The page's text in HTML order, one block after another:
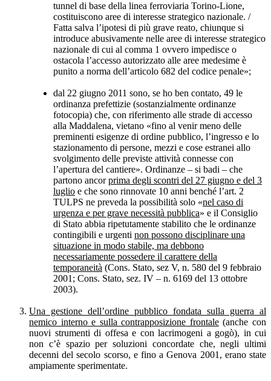
tunnel di base della linea ferroviaria Torino-Lione,
costituiscono aree di interesse strategico nazionale. /
Fatta salva l’ipotesi di più grave reato, chiunque si
introduce abusivamente nelle aree di interesse strategico
nazionale di cui al comma 1 ovvero impedisce o
ostacola l’accesso autorizzato alle aree medesime è
punito a norma dell’articolo 682 del codice penale»;
dal 22 giugno 2011 sono, se ho ben contato, 49 le
ordinanza prefettizie (sostanzialmente ordinanze
fotocopia) che, con riferimento alle strade di accesso
alla Maddalena, vietano «fino al venir meno delle
preminenti esigenze di ordine pubblico, l’ingresso e lo
stazionamento di persone, mezzi e cose estranei allo
svolgimento delle previste attività connesse con
l’apertura del cantiere». Ordinanze – si badi – che
partono ancorprima degli scontri del 27 giugno e del 3
luglio e che sono rinnovate 10 anni benché l’art. 2
TULPS ne preveda la possibilità solo «nel caso di
urgenza e per grave necessità pubblica» e il Consiglio
di Stato abbia ripetutamente stabilito che le ordinanze
contingibili e urgenti non possono disciplinare una
situazione in modo stabile, ma debbono
necessariamente possedere il carattere della
temporaneità (Cons. Stato, sez V, n. 580 del 9 febbraio
2001; Cons. Stato, sez. IV – n. 6169 del 13 ottobre
2003).
Una gestione dell’ordine pubblico fondata sulla guerra al
nemico interno e sulla contrapposizione frontale(anche con
nuovi strumenti di offesa e con lacrimogeni a gogò), in cui
non c’è spazio per soluzioni concordate che, negli ultimi
decenni del secolo scorso, e fino a Genova 2001, erano state
ampiamente sperimentate.